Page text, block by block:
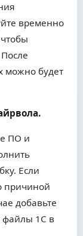
временно
можно будет
ПО и
Если
причиной
добавьте
файлы 1С в